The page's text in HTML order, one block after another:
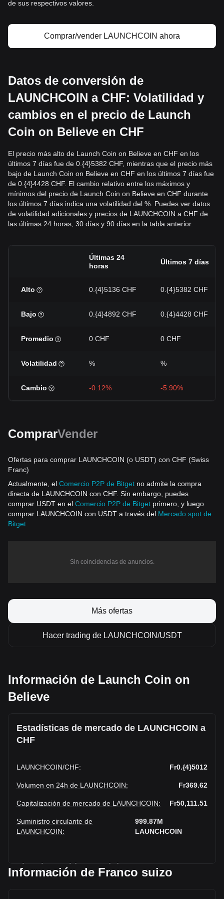
de sus respectivos valores.
Comprar/vender LAUNCHCOIN ahora
Datos de conversión de
LAUNCHCOIN a CHF: Volatilidad y
cambios en el precio de Launch
Coin on Believe en CHF
El precio más alto de Launch Coin on Believe en CHF en los
últimos 7 días fue de 0.{4}5382 CHF, mientras que el precio más
bajo de Launch Coin on Believe en CHF en los últimos 7 días fue
de 0.{4}4428 CHF. El cambio relativo entre los máximos y
mínimos del precio de Launch Coin on Believe en CHF durante
los últimos 7 días indica una volatilidad del %. Puedes ver datos
de volatilidad adicionales y precios de LAUNCHCOIN a CHF de
las últimas 24 horas, 30 días y 90 días en la tabla anterior.
Últimas 24
horas
Últimos 7 días
Alto 0.{4}5136 CHF 0.{4}5382 CHF
Bajo 0.{4}4892 CHF 0.{4}4428 CHF
Promedio 0 CHF 0 CHF
Volatilidad % %
Cambio -0.12% -5.90%
ComprarVender
Ofertas para comprar LAUNCHCOIN (o USDT) con CHF (Swiss
Franc)
Actualmente, el Comercio P2P de Bitget no admite la compra
directa de LAUNCHCOIN con CHF. Sin embargo, puedes
comprar USDT en el Comercio P2P de Bitget primero, y luego
comprar LAUNCHCOIN con USDT a través del Mercado spot de
Bitget
Sin coincidencias de anuncios.
Más ofertas
Hacer trading de LAUNCHCOIN/USDT
Información de Launch Coin on
Believe
Estadísticas de mercado de LAUNCHCOIN a
CHF
LAUNCHCOIN/CHF: Fr0.{4}5012
Volumen en 24h de LAUNCHCOIN: Fr369.62
Capitalización de mercado de LAUNCHCOIN: Fr50,111.51
Suministro circulante de
LAUNCHCOIN:
999.87M
LAUNCHCOIN
Tipo de cambio actual de LAUNCHCOIN a
CHF
Información de Franco suizo